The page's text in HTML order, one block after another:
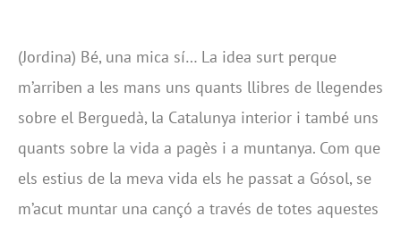
(Jordina) Bé, una mica sí… La idea surt perque
m’arriben a les mans uns quants llibres de llegendes
sobre el Berguedà, la Catalunya interior i també uns
quants sobre la vida a pagès i a muntanya. Com que
els estius de la meva vida els he passat a Gósol, se
m’acut muntar una cançó a través de totes aquestes